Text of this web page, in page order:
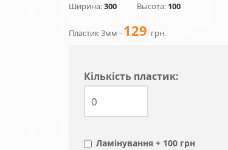
Ширина:300 Высота: 100
Пластик 3мм - 129 грн.
Кiлькiсть пластик:
Ламінування + 100 грн